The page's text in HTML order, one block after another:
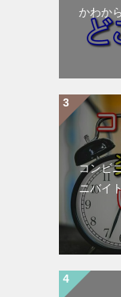
かわか
コンビ
ニバイ